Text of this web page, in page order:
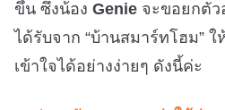
ขึ้น ซึ่งน้อง Genie จะขอยกตัว
ได้รับจาก “บ้านสมาร์ทโฮม”
เข้าใจได้อย่างง่ายๆ ดังนี้ค่ะ